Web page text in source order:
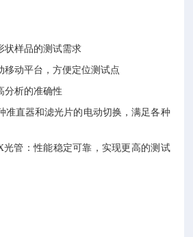
状样品的测试需求
移动平台，方便定位测试点
分析的准确性
准直器和滤光片的电动切换，满足各种
光管：性能稳定可靠，实现更高的测试